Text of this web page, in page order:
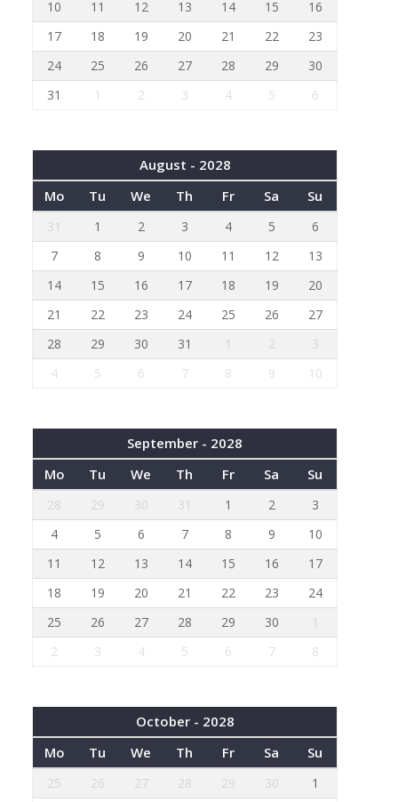
10
11 12 13 14 15
16
17
18 19 20 21 22
23
24
25 26 27 28 29
30
31
1 2 3 4 5 6
August - 2028
Mo
Tu We Th Fr Sa Su
31 1 2 3 4 5
6
7
8 9 10 11 12
13
14
15 16 17 18 19
20
21
22 23 24 25 26
27
28
29 30 31 1 2
3
4
5 6 7 8 9 10
September - 2028
Mo
Tu We Th Fr Sa Su
28 29 30 31 1 2
3
4
5 6 7 8 9
10
11
12 13 14 15 16
17
18
19 20 21 22 23
24
25
26 27 28 29 30
1
2
3 4 5 6 7 8
October - 2028
Mo
Tu We Th Fr Sa Su
25 26 27 28 29 30
1